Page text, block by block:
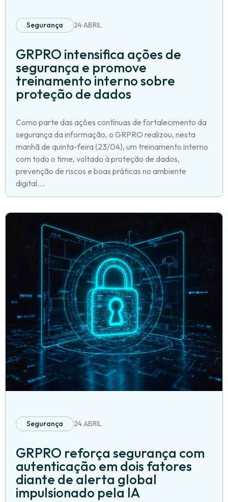
Segurança 24 ABRIL
GRPRO intensifica ações de
segurança e promove
treinamento interno sobre
proteção de dados
Como parte das ações contínuas de fortalecimento da
segurança da informação, o GRPRO realizou, nesta
manhã de quinta-feira (23/04), um treinamento interno
com todo o time, voltado à proteção de dados,
prevenção de riscos e boas práticas no ambiente
digital....
Segurança 24 ABRIL
GRPRO reforça segurança com
autenticação em dois fatores
diante de alerta global
impulsionado pela IA